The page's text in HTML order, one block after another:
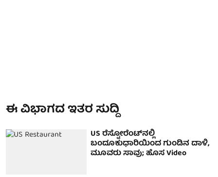
ಈ ವಿಭಾಗದ ಇತರ ಸುದ್ದಿ
US ರೆಸ್ಟೋರೆಂಟ್‌ನಲ್ಲಿ
ಬಂದೂಕುಧಾರಿಯಿಂದ ಗುಂಡಿನ ದಾಳಿ,
ಮೂವರು ಸಾವು; ಹೊಸ Video